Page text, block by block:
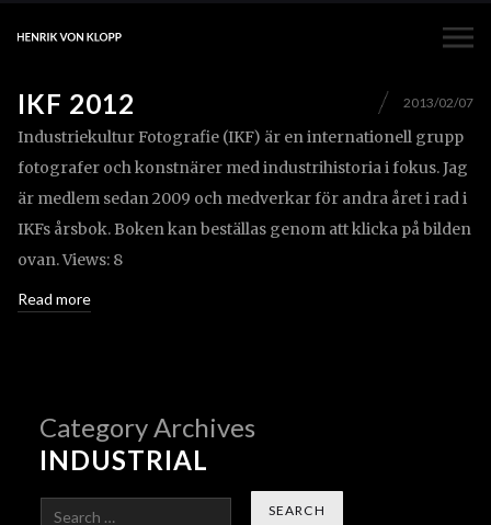
IKF 2012 2013/02/07
Industriekultur Fotografie (IKF) är en internationell grupp
fotografer och konstnärer med industrihistoria i fokus. Jag
är medlem sedan 2009 och medverkar för andra året i rad i
IKFs årsbok. Boken kan beställas genom att klicka på bilden
ovan. Views: 8
Read more
Category Archives
INDUSTRIAL
Search